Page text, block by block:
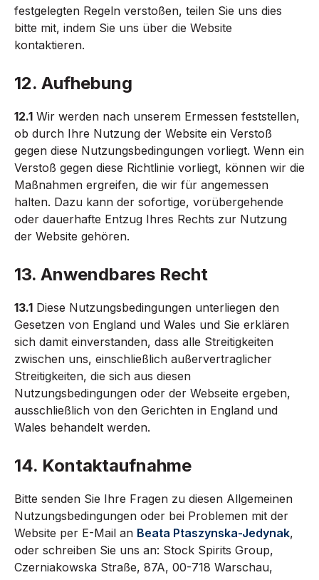
festgelegten Regeln verstoßen, teilen Sie uns dies
bitte mit, indem Sie uns über die Website
kontaktieren.
12. Aufhebung
12.1 Wir werden nach unserem Ermessen feststellen,
ob durch Ihre Nutzung der Website ein Verstoß
gegen diese Nutzungsbedingungen vorliegt. Wenn ein
Verstoß gegen diese Richtlinie vorliegt, können wir die
Maßnahmen ergreifen, die wir für angemessen
halten. Dazu kann der sofortige, vorübergehende
oder dauerhafte Entzug Ihres Rechts zur Nutzung
der Website gehören.
13. Anwendbares Recht
13.1 Diese Nutzungsbedingungen unterliegen den
Gesetzen von England und Wales und Sie erklären
sich damit einverstanden, dass alle Streitigkeiten
zwischen uns, einschließlich außervertraglicher
Streitigkeiten, die sich aus diesen
Nutzungsbedingungen oder der Webseite ergeben,
ausschließlich von den Gerichten in England und
Wales behandelt werden.
14. Kontaktaufnahme
Bitte senden Sie Ihre Fragen zu diesen Allgemeinen
Nutzungsbedingungen oder bei Problemen mit der
Website per E-Mail an Beata Ptaszynska-Jedynak,
oder schreiben Sie uns an: Stock Spirits Group,
Czerniakowska Straße, 87A, 00-718 Warschau,